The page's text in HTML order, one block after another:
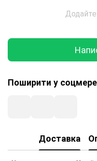
Поширити у
Доставка